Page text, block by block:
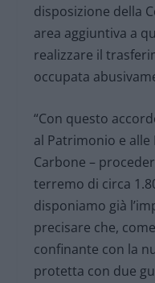
disposizione della
area aggiuntiva a
realizzare il
occupata
“Con questo
al Patrimonio e
Carbone –
terremo di circa
disponiamo già
precisare che,
confinante con la
protetta con due